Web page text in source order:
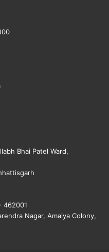
Bhai Patel Ward,
462001
Nagar, Amaiya Colony,